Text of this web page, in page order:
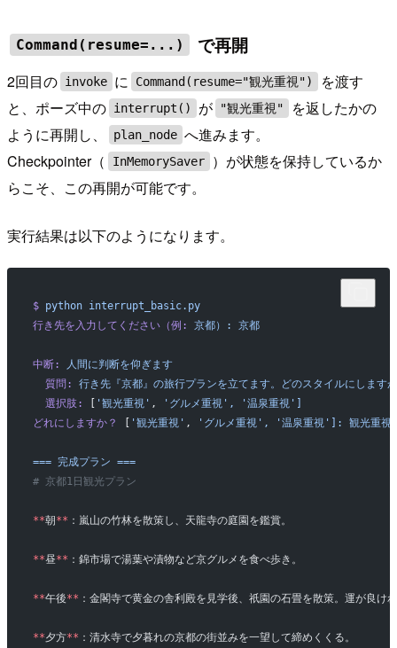
Command(resume=...) で再開
2回目の invoke に Command(resume="観光重視")
を渡す
と、ポーズ中の interrupt() が "観光重視"
を返したかの
ように再開し、
plan_node へ進みます。
Checkpointer（
InMemorySaver
）が状態を保持しているか
らこそ、この再開が可能です。
実行結果は以下のようになります。
$ python interrupt_basic.py
行き先を入力してください（例:
京都）: 京都
中断:
人間に判断を仰ぎます
  質問:
行き先『京都』の旅行プランを立てます。どのスタイルにします
  選択肢:
[ '観光重視' , 'グルメ重視',
'温泉重視']
どれにしますか？
[ '観光重視' , 'グルメ重視', '温泉重視']: 観光重視
=== 完成プラン ===
# 京都1日観光プラン
**朝** ：嵐山の竹林を散策し、天龍寺の庭園を鑑賞。
**昼** ：錦市場で湯葉や漬物など京グルメを食べ歩き。
**午後** ：金閣寺で黄金の舎利殿を見学後、祇園の石畳を散策。運が良け
**夕方** ：清水寺で夕暮れの京都の街並みを一望して締めくくる。